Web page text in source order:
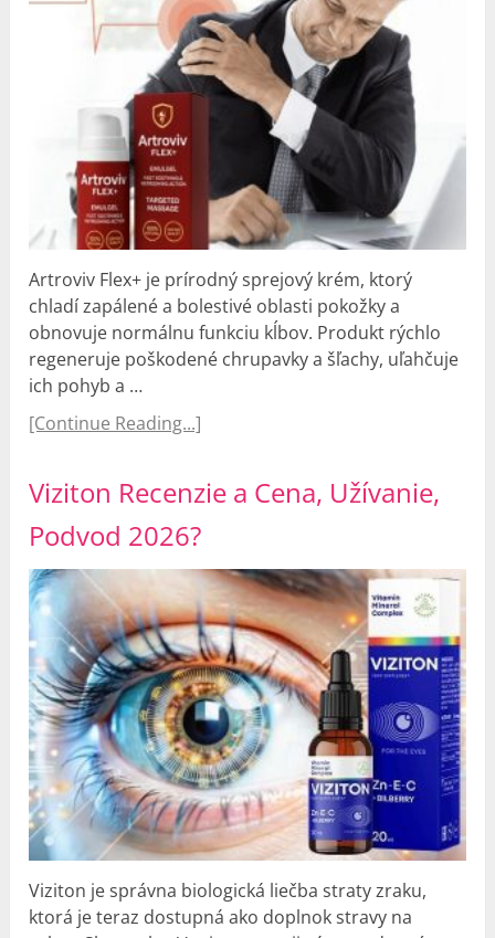
Artroviv Flex+ je prírodný sprejový krém, ktorý
chladí zapálené a bolestivé oblasti pokožky a
obnovuje normálnu funkciu kĺbov. Produkt rýchlo
regeneruje poškodené chrupavky a šľachy, uľahčuje
ich pohyb a …
[Continue Reading...]
Viziton Recenzie a Cena, Užívanie,
Podvod 2026?
Viziton je správna biologická liečba straty zraku,
ktorá je teraz dostupná ako doplnok stravy na